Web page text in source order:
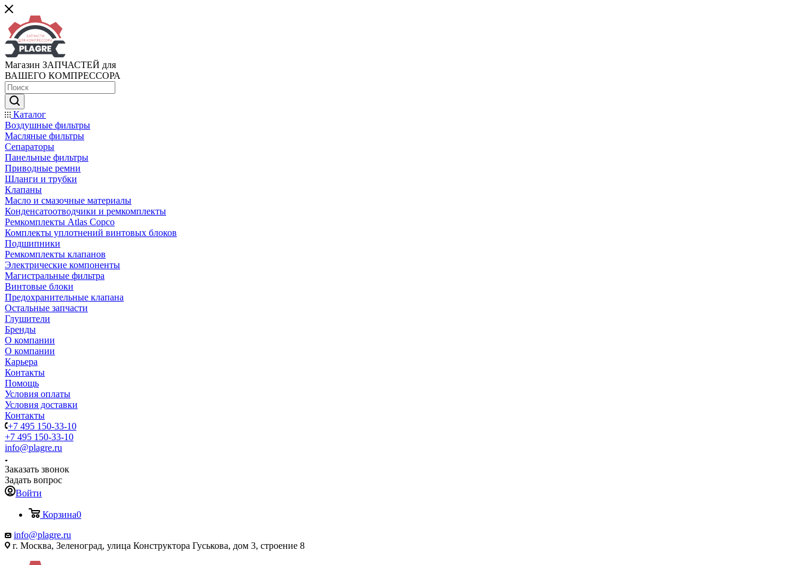
Магазин ЗАПЧАСТЕЙ для
ВАШЕГО КОМПРЕССОРА
Каталог
Воздушные фильтры
Масляные фильтры
Сепараторы
Панельные фильтры
Приводные ремни
Шланги и трубки
Клапаны
Масло и смазочные материалы
Конденсатоотводчики и ремкомплекты
Ремкомплекты Atlas Copco
Комплекты уплотнений винтовых блоков
Подшипники
Ремкомплекты клапанов
Электрические компоненты
Магистральные фильтра
Винтовые блоки
Предохранительные клапана
Остальные запчасти
Глушители
Бренды
О компании
О компании
Карьера
Контакты
Помощь
Условия оплаты
Условия доставки
Контакты
+7 495 150-33-10
+7 495 150-33-10
info@plagre.ru
Заказать звонок
Задать вопрос
Войти
Корзина0
info@plagre.ru
г. Москва, Зеленоград, улица Конструктора Гуськова, дом 3, строение 8